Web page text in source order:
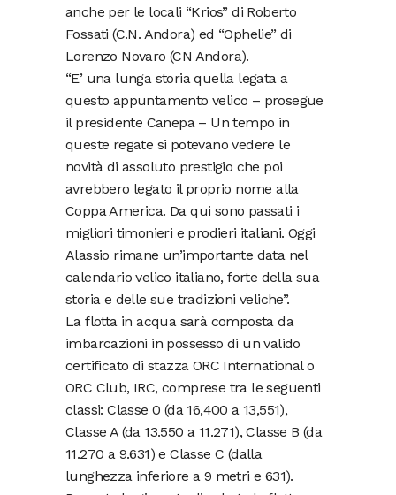
anche per le locali “Krios” di Roberto
Fossati (C.N. Andora) ed “Ophelie” di
Lorenzo Novaro (CN Andora).
“E’ una lunga storia quella legata a
questo appuntamento velico – prosegue
il presidente Canepa – Un tempo in
queste regate si potevano vedere le
novità di assoluto prestigio che poi
avrebbero legato il proprio nome alla
Coppa America. Da qui sono passati i
migliori timonieri e prodieri italiani. Oggi
Alassio rimane un’importante data nel
calendario velico italiano, forte della sua
storia e delle sue tradizioni veliche”.
La flotta in acqua sarà composta da
imbarcazioni in possesso di un valido
certificato di stazza ORC International o
ORC Club, IRC, comprese tra le seguenti
classi: Classe 0 (da 16,400 a 13,551),
Classe A (da 13.550 a 11.271), Classe B (da
11.270 a 9.631) e Classe C (dalla
lunghezza inferiore a 9 metri e 631).